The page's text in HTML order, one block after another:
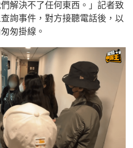
解決不了任何東西。」記者致
詢事件，對方接聽電話後，以
匆掛線。